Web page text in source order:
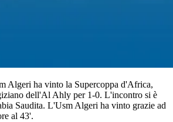
Algeri ha vinto la Supercoppa d'Africa,
dell'Al Ahly per 1-0. L'incontro si è
Saudita. L'Usm Algeri ha vinto grazie ad
al 43'.